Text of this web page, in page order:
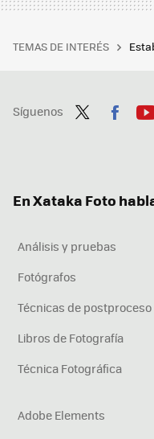
TEMAS DE INTERÉS
Síguenos
En Xataka Foto
Análisis y pruebas
Fotógrafos
Técnicas de postproceso
Libros de Fotografía
Técnica Fotográfica
Adobe Elements